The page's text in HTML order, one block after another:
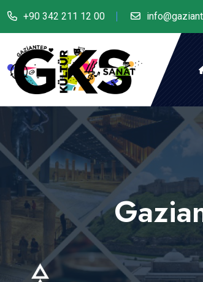
+90 342 211 12 00